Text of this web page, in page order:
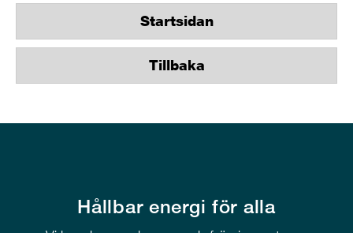
Startsidan
Tillbaka
Hållbar energi för alla